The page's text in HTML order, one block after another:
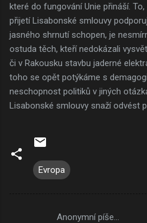
které do fungování Unie přináší.
přijetí Lisabonské smlouvy
jasného shrnutí schopen, je
ostuda těch, kteří nedokázali
či v Rakousku stavbu jaderné
toho se opět potýkáme s
neschopnost politiků v jiných
Lisabonské smlouvy snaží odvést
Evropa
Anonymní píše…